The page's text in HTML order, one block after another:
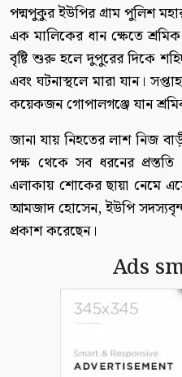
পদ্মপুকুর ইউপির গ্রাম পুলিশ
এক মালিকের ধান ক্ষেতে
বৃষ্টি শুরু হলে দুপুরের দিকে
এবং ঘটনাস্থলে মারা যান।
কয়েকজন গোপালগঞ্জে যান
জানা যায় নিহতের লাশ নিজ
পক্ষ থেকে সব ধরনের
এলাকায় শোকের ছায়া নেমে
আমজাদ হোসেন, ইউপি
প্রকাশ করেছেন।
Ads